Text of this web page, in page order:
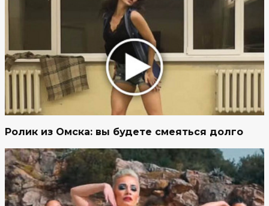
Ролик из Омска: вы будете смеяться долго